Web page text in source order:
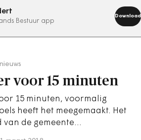
Bestuur app
Download
nu
nieuws
voor 15 minuten
15 minuten, voormalig
heeft het meegemaakt. Het
de gemeente…